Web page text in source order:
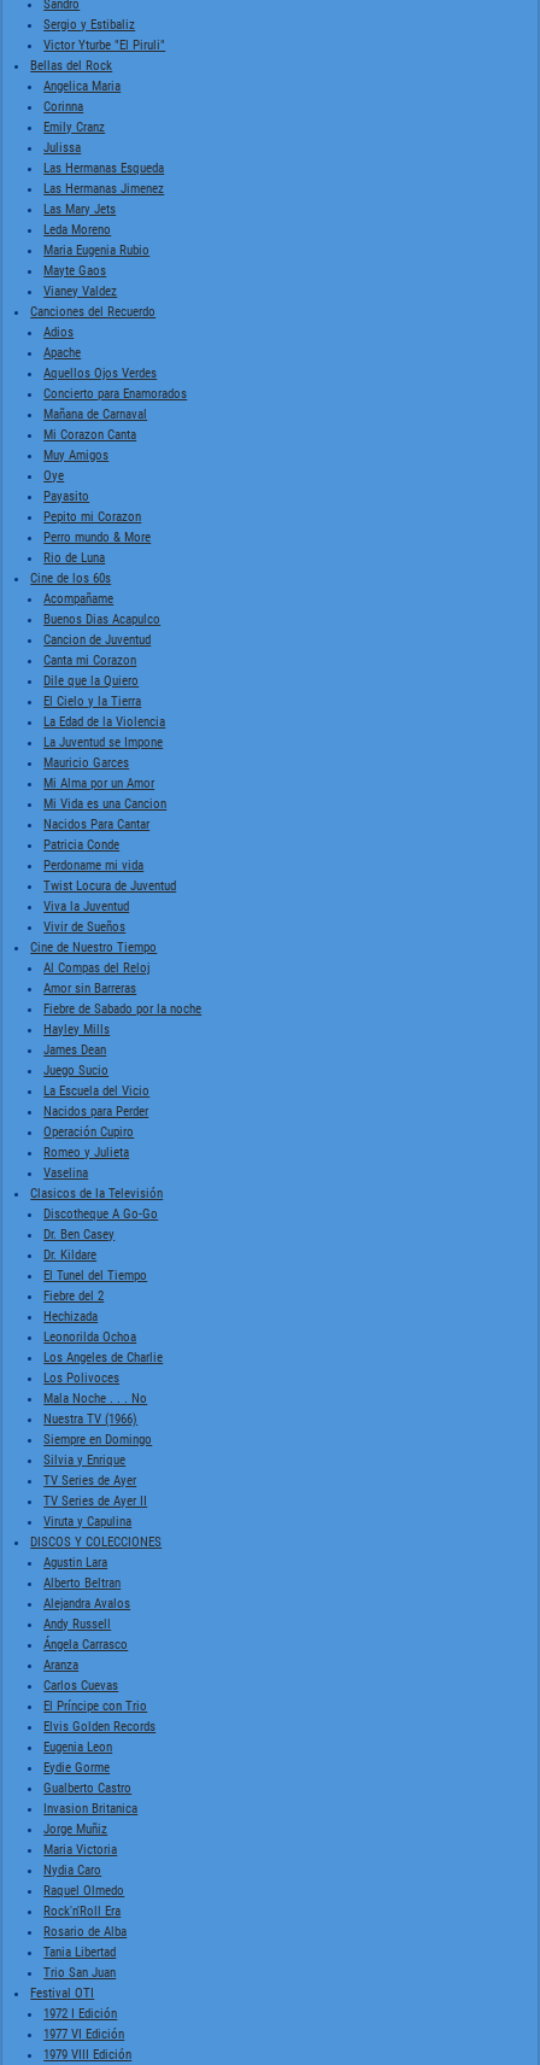
Sandro
Sergio y Estibaliz
Victor Yturbe "El Piruli"
Bellas del Rock
Angelica Maria
Corinna
Emily Cranz
Julissa
Las Hermanas Esqueda
Las Hermanas Jimenez
Las Mary Jets
Leda Moreno
Maria Eugenia Rubio
Mayte Gaos
Vianey Valdez
Canciones del Recuerdo
Adios
Apache
Aquellos Ojos Verdes
Concierto para Enamorados
Mañana de Carnaval
Mi Corazon Canta
Muy Amigos
Oye
Payasito
Pepito mi Corazon
Perro mundo & More
Rio de Luna
Cine de los 60s
Acompañame
Buenos Dias Acapulco
Cancion de Juventud
Canta mi Corazon
Dile que la Quiero
El Cielo y la Tierra
La Edad de la Violencia
La Juventud se Impone
Mauricio Garces
Mi Alma por un Amor
Mi Vida es una Cancion
Nacidos Para Cantar
Patricia Conde
Perdoname mi vida
Twist Locura de Juventud
Viva la Juventud
Vivir de Sueños
Cine de Nuestro Tiempo
Al Compas del Reloj
Amor sin Barreras
Fiebre de Sabado por la noche
Hayley Mills
James Dean
Juego Sucio
La Escuela del Vicio
Nacidos para Perder
Operación Cupiro
Romeo y Julieta
Vaselina
Clasicos de la Televisión
Discotheque A Go-Go
Dr. Ben Casey
Dr. Kildare
El Tunel del Tiempo
Fiebre del 2
Hechizada
Leonorilda Ochoa
Los Angeles de Charlie
Los Polivoces
Mala Noche . . . No
Nuestra TV (1966)
Siempre en Domingo
Silvia y Enrique
TV Series de Ayer
TV Series de Ayer II
Viruta y Capulina
DISCOS Y COLECCIONES
Agustin Lara
Alberto Beltran
Alejandra Avalos
Andy Russell
Ángela Carrasco
Aranza
Carlos Cuevas
El Príncipe con Trio
Elvis Golden Records
Eugenia Leon
Eydie Gorme
Gualberto Castro
Invasion Britanica
Jorge Muñiz
Maria Victoria
Nydia Caro
Raquel Olmedo
Rock'n'Roll Era
Rosario de Alba
Tania Libertad
Trio San Juan
Festival OTI
1972 I Edición
1977 VI Edición
1979 VIII Edición